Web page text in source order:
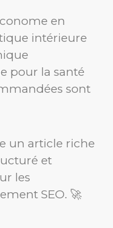
en
intérieure
pour la santé
sont
un article riche
et
les
SEO. 🚀